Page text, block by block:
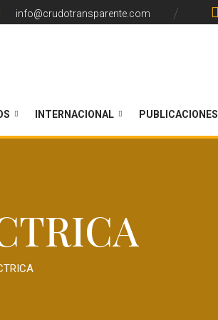
info@crudotransparente.com
INTERNACIONAL PUBLICACIONES